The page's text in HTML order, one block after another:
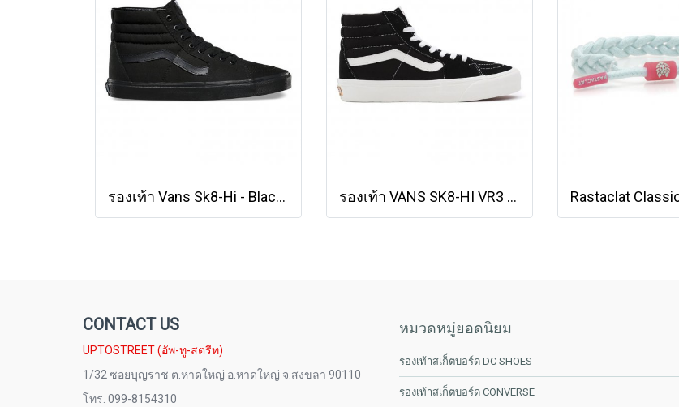
รองเท้า Vans Sk8-Hi - Black/Black/Black [VN000TS9BJ4] รองเท้า VANS SK8-HI VR3 - Black/Marshmallow [VN0005UN1KP]
CONTACT US
UPTOSTREET (อัพ-ทู-สตรีท)
1/32 ซอยบุญราช ต.หาดใหญ่ อ.หาดใหญ่ จ.สงขลา 90110
โทร. 099-8154310
หมวดหมู่ยอดนิยม
รองเท้าสเก็ตบอร์ด DC SHOES
รองเท้าสเก็ตบอร์ด CONVERSE